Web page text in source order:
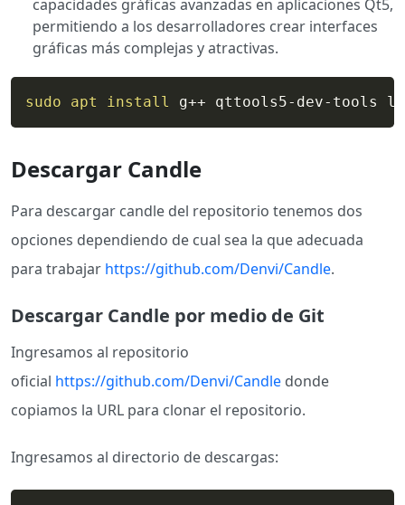
capacidades gráficas avanzadas en aplicaciones Qt5,
permitiendo a los desarrolladores crear interfaces
gráficas más complejas y atractivas.
sudo apt install g++ qttools5-dev-tools
Descargar Candle
Para descargar candle del repositorio tenemos dos
opciones dependiendo de cual sea la que adecuada
para trabajar https://github.com/Denvi/Candle.
Descargar Candle por medio de Git
Ingresamos al repositorio
oficial https://github.com/Denvi/Candle donde
copiamos la URL para clonar el repositorio.
Ingresamos al directorio de descargas: